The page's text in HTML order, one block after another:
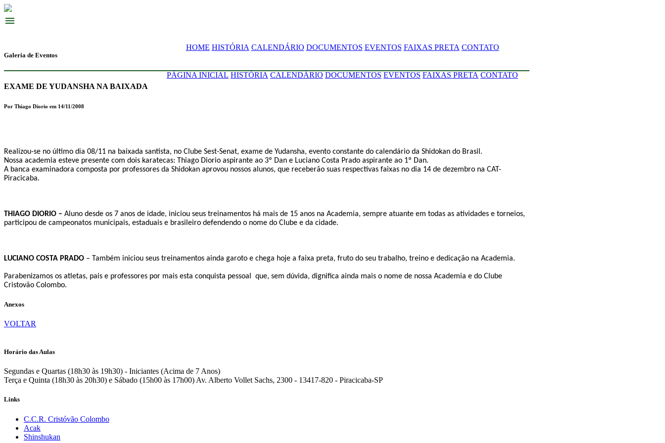
menu
HOME HISTÓRIA CALENDÁRIO DOCUMENTOS EVENTOS FAIXAS PRETA CONTATO
PÁGINA INICIAL HISTÓRIA CALENDÁRIO DOCUMENTOS EVENTOS FAIXAS PRETA CONTATO
Galeria de Eventos
EXAME DE YUDANSHA NA BAIXADA
Por Thiago Diorio em 14/11/2008
Realizou-se no último dia 08/11 na baixada santista, no Clube Sest-Senat, exame de Yudansha, evento constante do calendário da Shidokan do Brasil.
Nossa academia esteve presente com dois karatecas: Thiago Diorio aspirante ao 3º Dan e Luciano Costa Prado aspirante ao 1º Dan.
A banca examinadora composta por professores da Shidokan aprovou nossos alunos, que receberão suas respectivas faixas no dia 14 de dezembro na CAT-
Piracicaba.
THIAGO DIORIO – Aluno desde os 7 anos de idade, iniciou seus treinamentos há mais de 15 anos na Academia, sempre atuante em todas as atividades e torneios,
participou de campeonatos municipais, estaduais e brasileiro defendendo o nome do Clube e da cidade.
LUCIANO COSTA PRADO – Também iniciou seus treinamentos ainda garoto e chega hoje a faixa preta, fruto do seu trabalho, treino e dedicação na Academia.
Parabenizamos os atletas, pais e professores por mais esta conquista pessoal
que, sem dúvida, dignifica ainda mais o nome de nossa Academia e do Clube
Cristovão Colombo.
Anexos
VOLTAR
Horário das Aulas
Segundas e Quartas (18h30 às 19h30) - Iniciantes (Acima de 7 Anos)
Terça e Quinta (18h30 às 20h30) e Sábado (15h00 às 17h00) Av. Alberto Vollet Sachs, 2300 - 13417-820 - Piracicaba-SP
Links
C.C.R. Cristóvão Colombo
Acak
Shinshukan